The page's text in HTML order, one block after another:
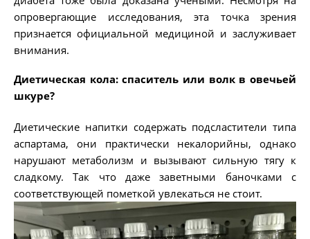
опровергающие исследования, эта точка зрения
признается официальной медициной и заслуживает
внимания.
Диетическая кола: спаситель или волк в овечьей
шкуре?
Диетические напитки содержать подсластители типа
аспартама, они практически некалорийны, однако
нарушают метаболизм и вызывают сильную тягу к
сладкому. Так что даже заветными баночками с
соответствующей пометкой увлекаться не стоит.